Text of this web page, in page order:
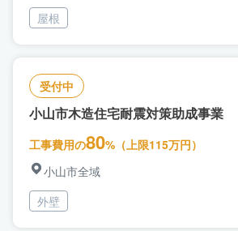
屋根
受付中
小山市木造住宅耐震対策助成事業
工事費用の80%（上限115万円）
小山市全域
外壁